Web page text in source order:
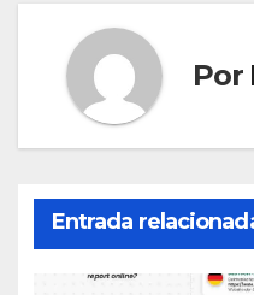
Por
Entrada